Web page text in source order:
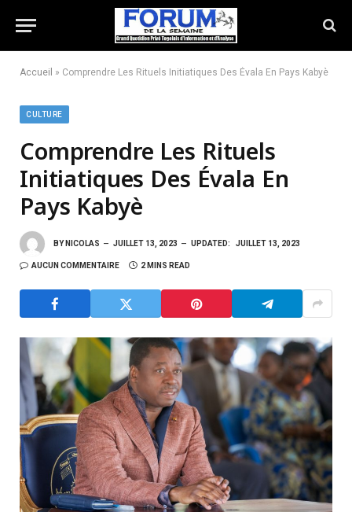
Accueil » Comprendre Les Rituels Initiatiques Des Évala En Pays Kabyè
CULTURE
Comprendre Les Rituels
Initiatiques Des Évala En
Pays Kabyè
BY NICOLAS JUILLET 13, 2023 UPDATED: JUILLET 13, 2023
AUCUN COMMENTAIRE 2 MINS READ